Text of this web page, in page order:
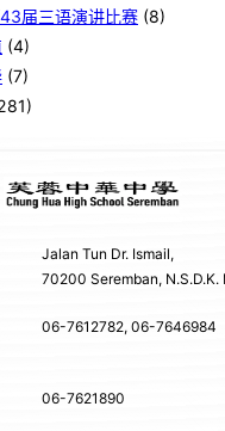
届三语演讲比赛 (8)
(4)
(7)
Jalan Tun Dr. Ismail,
70200 Seremban, N.S.D.K.
06-7612782, 06-7646984
06-7621890